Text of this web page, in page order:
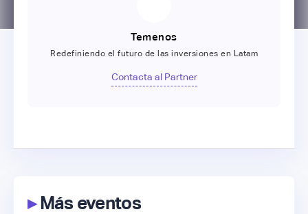
Temenos
Redefiniendo el futuro de las inversiones en Latam
Contacta al Partner
▸Más eventos